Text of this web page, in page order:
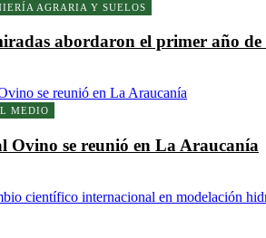
AGRARIA Y SUELOS
abordaron el primer año
MEDIO
Ovino se reunió en La Araucanía